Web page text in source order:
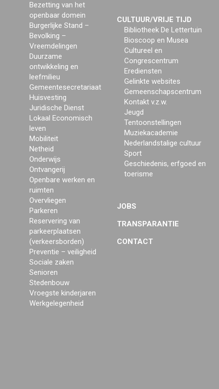
Bezetting van het
openbaar domein
Burgerlijke Stand –
Bevolking –
Vreemdelingen
Duurzame
ontwikkeling en
leefmilieu
Gemeentesecretariaat
Huisvesting
Juridische Dienst
Lokaal Economisch
leven
Mobiliteit
Netheid
Onderwijs
Ontvangerij
Openbare werken en
ruimten
Overvliegen
Parkeren
Reservering van
parkeerplaatsen
(verkeersborden)
Preventie – veiligheid
Sociale zaken
Senioren
Stedenbouw
Vroegste kinderjaren
Werkgelegenheid
CULTUUR/VRIJE TIJD
Bibliotheek De Lettertuin
Bioscoop en Musea
Cultureel en
Congrescentrum
Erediensten
Gelinkte websites
Gemeenschapscentrum
Kontakt v.z.w.
Jeugd
Tentoonstellingen
Muziekacademie
Nederlandstalige cultuur
Sport
Geschiedenis, erfgoed en
toerisme
JOBS
TRANSPARANTIE
CONTACT